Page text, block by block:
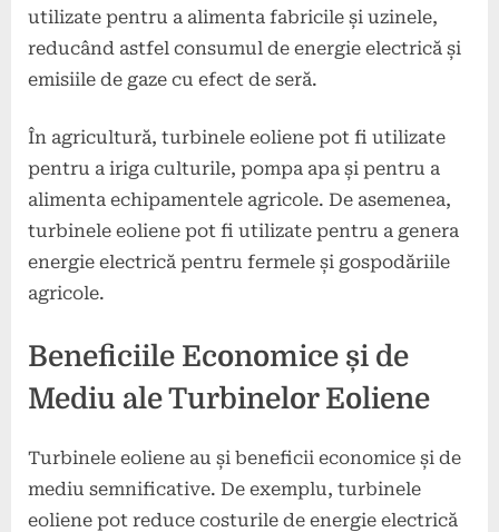
utilizate pentru a alimenta fabricile și uzinele,
reducând astfel consumul de energie electrică și
emisiile de gaze cu efect de seră.
În agricultură, turbinele eoliene pot fi utilizate
pentru a iriga culturile, pompa apa și pentru a
alimenta echipamentele agricole. De asemenea,
turbinele eoliene pot fi utilizate pentru a genera
energie electrică pentru fermele și gospodăriile
agricole.
Beneficiile Economice și de
Mediu ale Turbinelor Eoliene
Turbinele eoliene au și beneficii economice și de
mediu semnificative. De exemplu, turbinele
eoliene pot reduce costurile de energie electrică